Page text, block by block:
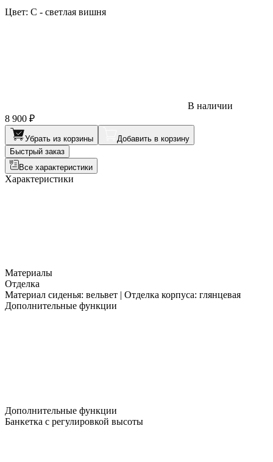
Цвет: C - светлая вишня
В наличии
8 900 ₽
Убрать из корзины
Добавить в корзину
Быстрый заказ
Все характеристики
Характеристики
Материалы
Отделка
Материал сиденья: вельвет | Отделка корпуса: глянцевая
Дополнительные функции
Дополнительные функции
Банкетка с регулировкой высоты